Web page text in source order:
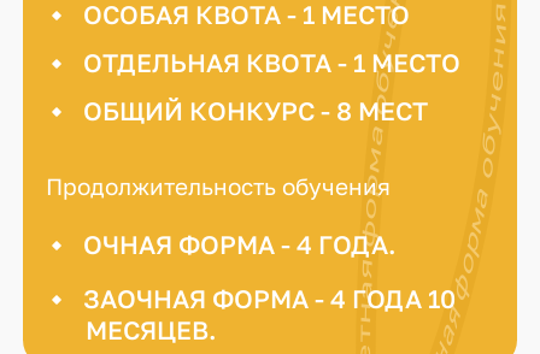
ОСОБАЯ КВОТА - 1 МЕСТО
ОТДЕЛЬНАЯ КВОТА - 1 МЕСТО
ОБЩИЙ КОНКУРС - 8 МЕСТ
Продолжительность обучения
ОЧНАЯ ФОРМА - 4 ГОДА.
ЗАОЧНАЯ ФОРМА - 4 ГОДА 10
МЕСЯЦЕВ.